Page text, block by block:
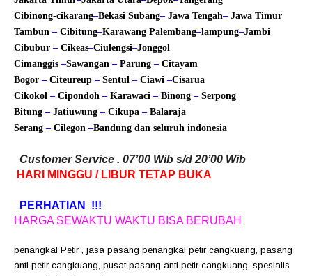
Cibinong-cikarang–Bekasi Subang– Jawa Tengah– Jawa Timur
Tambun – Cibitung–Karawang Palembang–lampung–Jambi
Cibubur – Cikeas–Ciulengsi–Jonggol
Cimanggis –Sawangan – Parung – Citayam
Bogor – Citeureup – Sentul – Ciawi –Cisarua
Cikokol – Cipondoh – Karawaci – Binong – Serpong
Bitung – Jatiuwung – Cikupa – Balaraja
Serang – Cilegon –Bandung dan seluruh indonesia
Customer Service . 07’00 Wib s/d 20’00 Wib
HARI MINGGU / LIBUR TETAP BUKA
PERHATIAN !!!
HARGA SEWAKTU WAKTU BISA BERUBAH
penangkal Petir , jasa pasang penangkal petir cangkuang, pasang
anti petir cangkuang, pusat pasang anti petir cangkuang, spesialis